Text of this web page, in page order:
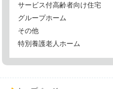
サービス付高齢者向け住宅
グループホーム
その他
特別養護老人ホーム